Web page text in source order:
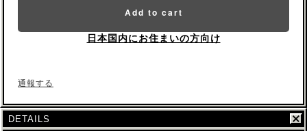
Add to cart
日本国内にお住まいの方向け
通報する
DETAILS